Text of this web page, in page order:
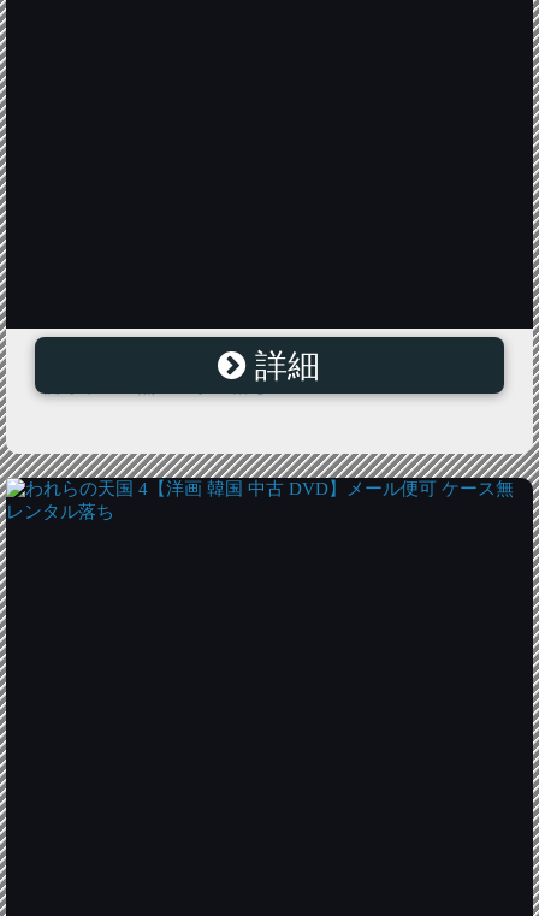
シンデレラ 12 字幕のみ【洋画 韓国 中古 DVD】メール
便可 ケース無 レンタル落ち
詳細